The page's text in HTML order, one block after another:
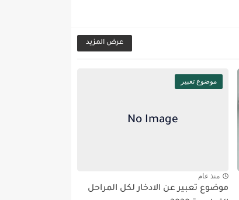
عرض المزيد
موضوع تعبير
منذ عام
موضوع تعبير عن الادخار لكل المراحل